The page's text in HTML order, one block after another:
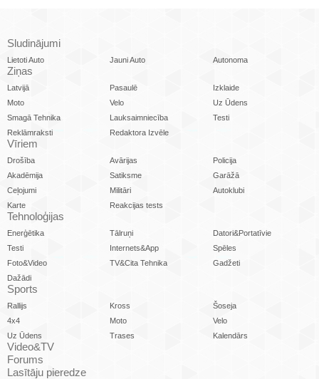
Sludinājumi
Lietoti Auto Jauni Auto Autonoma
Ziņas
Latvijā Pasaulē
Izklaide
Moto
Velo
Uz Ūdens
Smagā Tehnika
Lauksaimniecība
Testi
Reklāmraksti
Redaktora Izvēle
Vīriem
Drošība Avārijas
Policija
Akadēmija
Satiksme
Garāžā
Ceļojumi
Militāri
Autoklubi
Karte
Reakcijas tests
Tehnoloģijas
Enerģētika Tālruņi
Datori&Portatīvie
Testi
Internets&App
Spēles
Foto&Video
TV&Cita Tehnika
Gadžeti
Dažādi
Sports
Rallijs Kross
Šoseja
4x4
Moto
Velo
Uz Ūdens
Trases Kalendārs
Video&TV
Forums
Lasītāju pieredze